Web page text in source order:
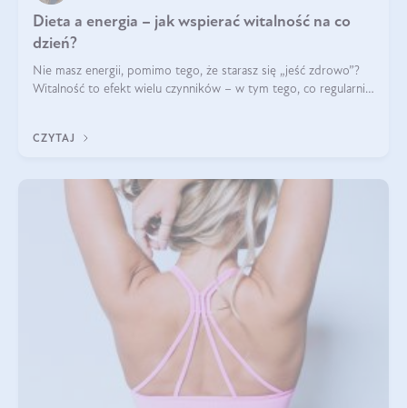
Dieta a energia – jak wspierać witalność na co
dzień?
Nie masz energii, pomimo tego, że starasz się „jeść zdrowo”?
Witalność to efekt wielu czynników – w tym tego, co regularnie
CZYTAJ